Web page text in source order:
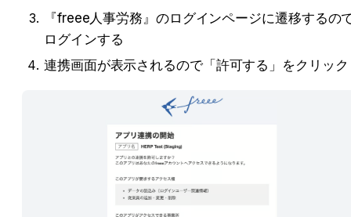
『freee人事労務』のログインページに遷移するの
ログインする
連携画面が表示されるので「許可する」をクリック